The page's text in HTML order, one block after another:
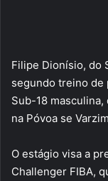
Filipe Dionísio, do
segundo treino de
Sub-18
na Póvoa se
O estágio visa a
Challenger FIBA,